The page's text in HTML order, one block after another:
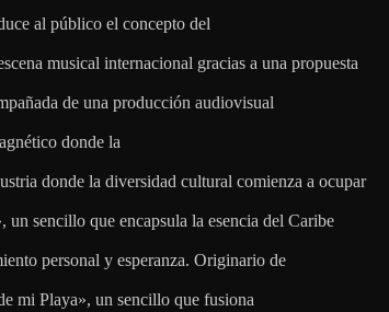
al público el concepto del
musical internacional gracias a una propuesta
de una producción audiovisual
donde la
donde la diversidad cultural comienza a ocupar
sencillo que encapsula la esencia del Caribe
personal y esperanza. Originario de
mi Playa», un sencillo que fusiona